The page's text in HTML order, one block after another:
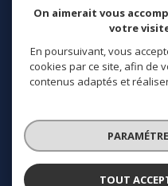
© 2026 | TOUS DROITS
PLAN DU SITE
POLITIQUE
On aimerait vous
votre
En poursuivant, vous
cookies par ce site, afin de
contenus adaptés et
TOUT